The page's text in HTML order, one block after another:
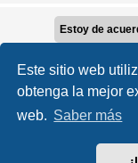
Este sitio web
obtenga la mejor
web. Saber más
s
t
a
Inicio Índice general
Desarrollado